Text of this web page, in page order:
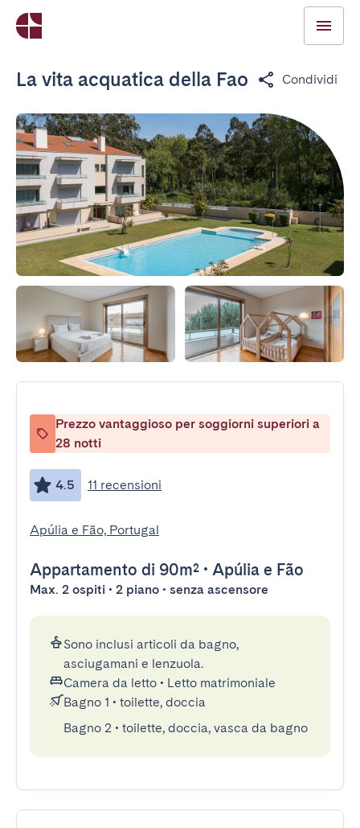
La vita acquatica della Fao Condividi
Prezzo vantaggioso per soggiorni superiori a
28 notti
4.5 11 recensioni
Apúlia e Fão, Portugal
Appartamento di 90m² • Apúlia e Fão
Max. 2 ospiti • 2 piano • senza ascensore
Sono inclusi articoli da bagno,
asciugamani e lenzuola.
Camera da letto • Letto matrimoniale
Bagno 1 • toilette, doccia
Bagno 2 • toilette, doccia, vasca da bagno